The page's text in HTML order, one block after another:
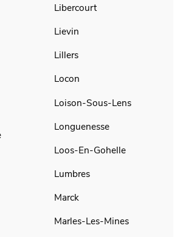
Libercourt
Lievin
Lillers
Locon
Loison-Sous-Lens
Longuenesse
Loos-En-Gohelle
Lumbres
Marck
Marles-Les-Mines